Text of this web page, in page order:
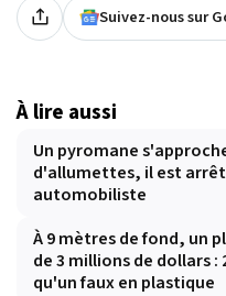
Suivez-nous sur
À lire aussi
Un pyromane
d'allumettes, il est
automobiliste
À 9 mètres de fond, un
de 3 millions de dollars
qu'un faux en plastique